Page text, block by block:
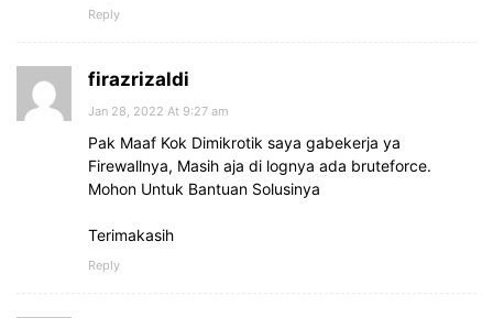
Reply
firazrizaldi
Jan 28, 2022 At 9:27 am
Pak Maaf Kok Dimikrotik saya gabekerja ya
Firewallnya, Masih aja di lognya ada bruteforce.
Mohon Untuk Bantuan Solusinya
Terimakasih
Reply